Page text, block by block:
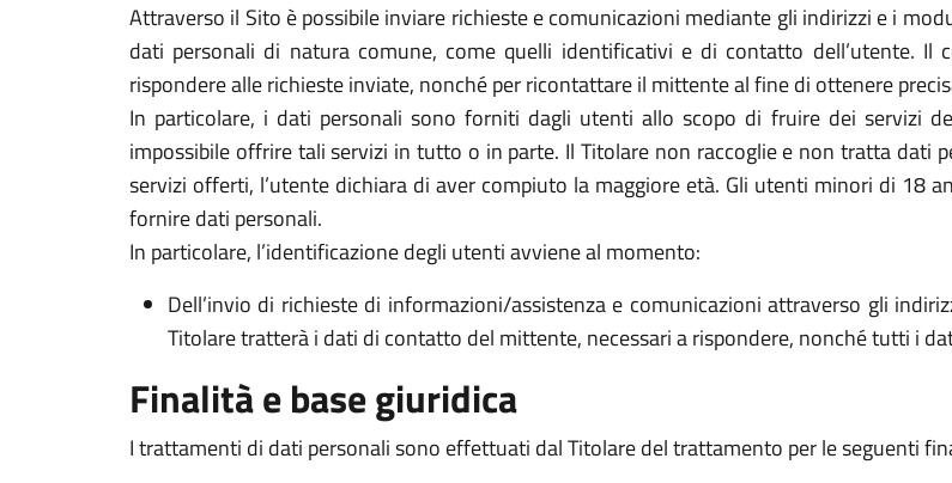
Attraverso il Sito è possibile inviare richieste e comunicazioni mediante gli indirizzi e i
dati personali di natura comune, come quelli identificativi e di contatto dell’utente.
rispondere alle richieste inviate, nonché per ricontattare il mittente al fine di ottenere
In particolare, i dati personali sono forniti dagli utenti allo scopo di fruire dei servizi
impossibile offrire tali servizi in tutto o in parte. Il Titolare non raccoglie e non tratta dati
servizi offerti, l’utente dichiara di aver compiuto la maggiore età. Gli utenti minori di 18
fornire dati personali.
In particolare, l’identificazione degli utenti avviene al momento:
Dell’invio di richieste di informazioni/assistenza e comunicazioni attraverso gli
Titolare tratterà i dati di contatto del mittente, necessari a rispondere, nonché tutti i
Finalità e base giuridica
I trattamenti di dati personali sono effettuati dal Titolare del trattamento per le seguenti